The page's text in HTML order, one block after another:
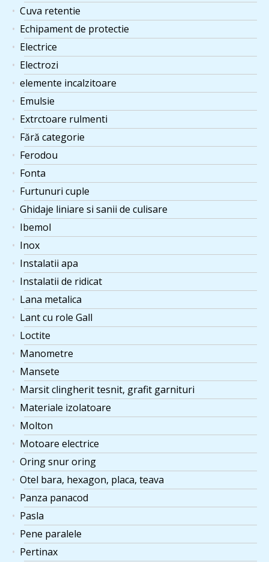
Cuva retentie
Echipament de protectie
Electrice
Electrozi
elemente incalzitoare
Emulsie
Extrctoare rulmenti
Fără categorie
Ferodou
Fonta
Furtunuri cuple
Ghidaje liniare si sanii de culisare
Ibemol
Inox
Instalatii apa
Instalatii de ridicat
Lana metalica
Lant cu role Gall
Loctite
Manometre
Mansete
Marsit clingherit tesnit, grafit garnituri
Materiale izolatoare
Molton
Motoare electrice
Oring snur oring
Otel bara, hexagon, placa, teava
Panza panacod
Pasla
Pene paralele
Pertinax